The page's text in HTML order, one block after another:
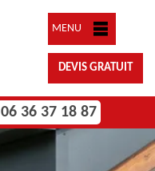
MENU
DEVIS GRATUIT
06 36 37 18 87